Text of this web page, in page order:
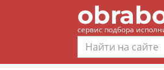
сервис подбора